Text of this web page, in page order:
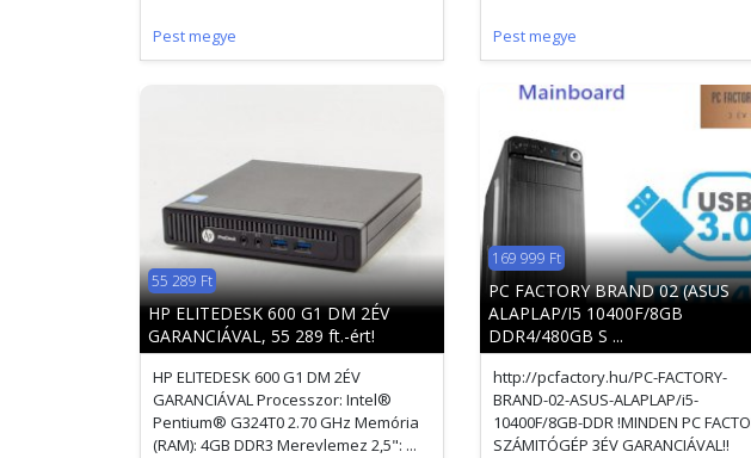
Pest megye Pest megye
55 289 Ft
HP ELITEDESK 600 G1 DM 2ÉV
GARANCIÁVAL, 55 289 ft.-ért!
HP ELITEDESK 600 G1 DM 2ÉV
GARANCIÁVAL Processzor: Intel®
Pentium® G324T0 2.70 GHz Memória
(RAM): 4GB DDR3 Merevlemez 2,5": ...
169 999 Ft
PC FACTORY BRAND 02 (ASUS
ALAPLAP/I5 10400F/8GB
DDR4/480GB S ...
http://pcfactory.hu/PC-FACTORY-
BRAND-02-ASUS-ALAPLAP/i5-
10400F/8GB-DDR !MINDEN PC
SZÁMITÓGÉP 3ÉV GARANCIÁVAL!!